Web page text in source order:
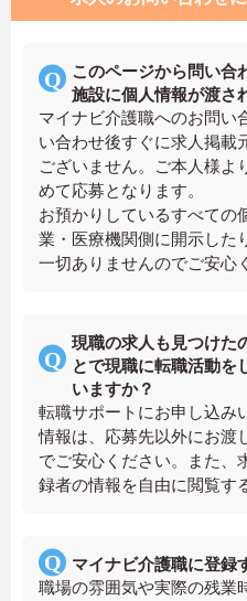
このページから問い合
施設に個人情報が渡さ
マイナビ介護職へのお問い
い合わせ後すぐに求人掲載
ございません。ご本人様よ
めて応募となります。
お預かりしているすべての
業・医療機関側に開示した
一切ありませんのでご安心
現職の求人も見つけた
とで現職に転職活動を
いますか？
転職サポートにお申し込み
情報は、応募先以外にお渡
でご安心ください。また、
録者の情報を自由に閲覧す
マイナビ介護職に登録
職場の雰囲気や実際の残業